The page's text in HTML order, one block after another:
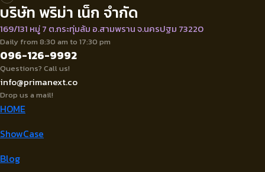
บริษัท พริม่า เน็ก จำกัด
169/131 หมู่ 7 ต.กระทุ่มล้ม อ.สามพราน จ.นครปฐม 73220
Daily from 8:30 am to 17:30 pm
096-126-9992
Questions? Call us!
info@primanext.co
Drop us a mail!
HOME
ShowCase
Blog